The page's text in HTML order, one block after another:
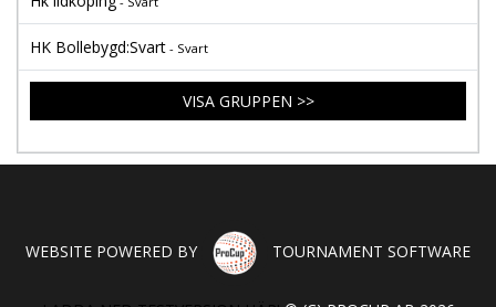
HK Bollebygd:Svart - Svart
VISA GRUPPEN >>
WEBSITE POWERED BY TOURNAMENT SOFTWARE